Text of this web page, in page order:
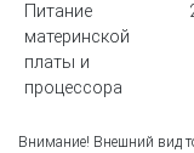
Питание
материнской
платы и
процессора
Внимание! Внешний вид